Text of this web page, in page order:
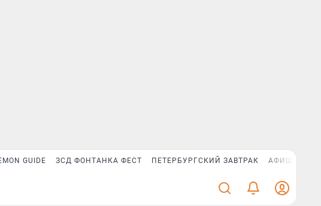
GUIDE ЗСД ФОНТАНКА ФЕСТ ПЕТЕРБУРГСКИЙ ЗАВТРАК АФИША PLUS